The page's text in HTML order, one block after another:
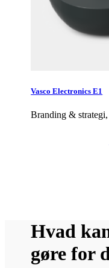
Vasco Electronics E1
Branding &
Hvad
gøre for